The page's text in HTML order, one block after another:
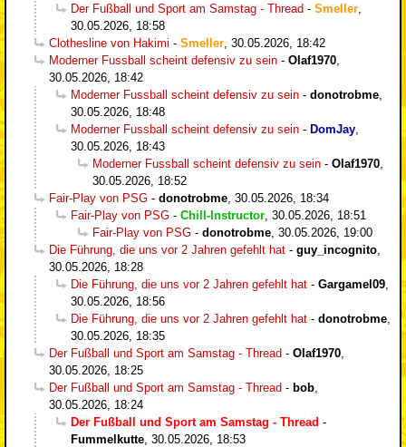
Der Fußball und Sport am Samstag - Thread - Smeller
30.05.2026, 18:58
Clothesline von Hakimi - Smeller 30.05.2026, 18:42
Moderner Fussball scheint defensiv zu sein - Olaf1970
30.05.2026, 18:42
Moderner Fussball scheint defensiv zu sein - donotrobme
30.05.2026, 18:48
Moderner Fussball scheint defensiv zu sein - DomJay
30.05.2026, 18:43
Moderner Fussball scheint defensiv zu sein - Olaf1970
30.05.2026, 18:52
Fair-Play von PSG - donotrobme 30.05.2026, 18:34
Fair-Play von PSG - Chill-Instructor 30.05.2026, 18:51
Fair-Play von PSG - donotrobme 30.05.2026, 19:00
Die Führung, die uns vor 2 Jahren gefehlt hat - guy_incognito
30.05.2026, 18:28
Die Führung, die uns vor 2 Jahren gefehlt hat - Gargamel09
30.05.2026, 18:56
Die Führung, die uns vor 2 Jahren gefehlt hat - donotrobme
30.05.2026, 18:35
Der Fußball und Sport am Samstag - Thread - Olaf1970
30.05.2026, 18:25
Der Fußball und Sport am Samstag - Thread - bob
30.05.2026, 18:24
Der Fußball und Sport am Samstag - Thread -
Fummelkutte 30.05.2026, 18:53